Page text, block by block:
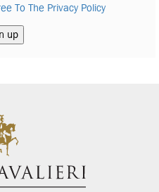
To The Privacy Policy